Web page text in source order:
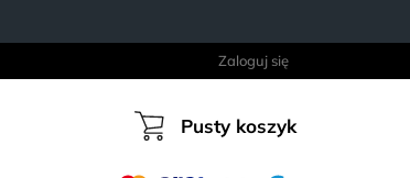
Zaloguj się
Koszyk
Pusty koszyk